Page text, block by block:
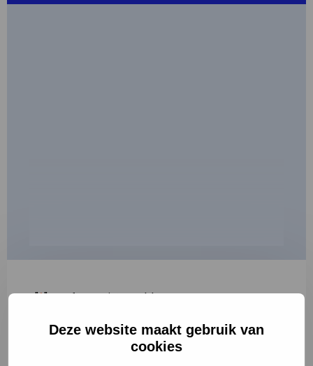
Deze website maakt gebruik van
cookies
"*" geeft vereiste velden aan
2